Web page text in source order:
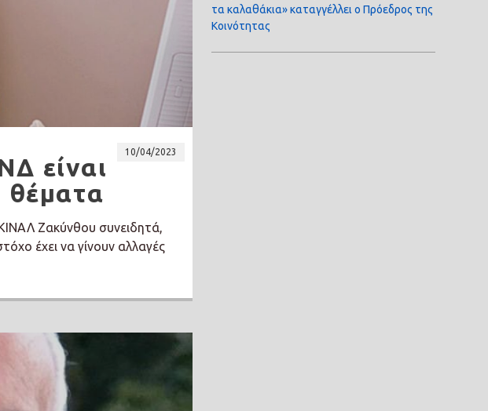
10/04/2023
είναι
θέματα
Ζακύνθου συνειδητά,
έχει να γίνουν αλλαγές
τα καλαθάκια» καταγγέλλει ο Πρόεδρος της
Κοινότητας